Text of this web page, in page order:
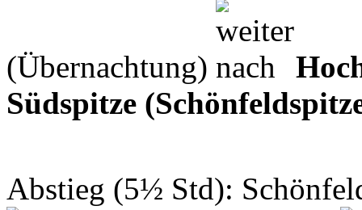
(Übernachtung)
Südspitze
Abstieg (5½ Std):